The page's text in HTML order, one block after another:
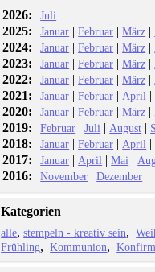
2026:
Juli
2025: Januar |Februar |März |
2024: Januar |Februar |März |
2023: Januar |Februar |März |
2022: Januar |Februar |März |
2021: Januar |Februar | April |
2020: Januar |Februar |März |
2019: Februar |Juli | August |
2018: Januar |Februar | April |
2017: Januar | April |Mai |
2016: November |Dezember
Kategorien
alle stempeln - kreativ sein
Frühling
Kommunion